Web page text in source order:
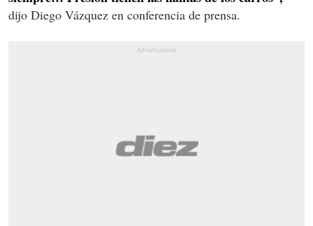
dijo Diego Vázquez en conferencia de prensa.